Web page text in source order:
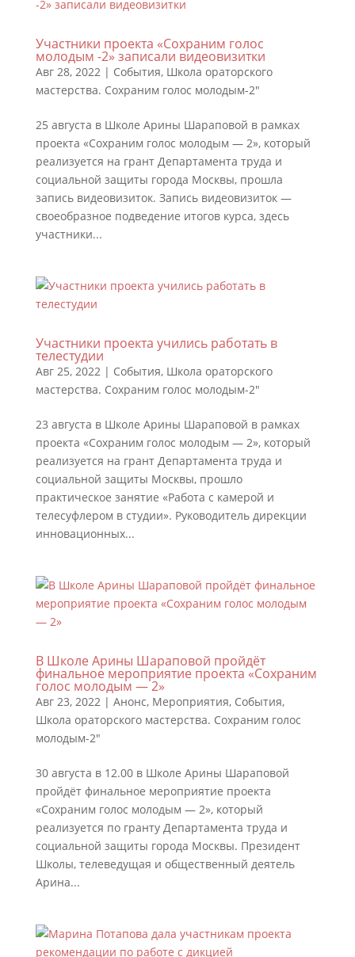
Участники проекта «Сохраним голос
молодым -2» записали видеовизитки
Авг 28, 2022| События, Школа ораторского
мастерства. Сохраним голос молодым-2"
25 августа в Школе Арины Шараповой в рамках
проекта «Сохраним голос молодым — 2», который
реализуется на грант Департамента труда и
социальной защиты города Москвы, прошла
запись видеовизиток. Запись видеовизиток —
своеобразное подведение итогов курса, здесь
участники...
Участники проекта учились работать в
телестудии
Авг 25, 2022| События, Школа ораторского
мастерства. Сохраним голос молодым-2"
23 августа в Школе Арины Шараповой в рамках
проекта «Сохраним голос молодым — 2», который
реализуется на грант Департамента труда и
социальной защиты Москвы, прошло
практическое занятие «Работа с камерой и
телесуфлером в студии». Руководитель дирекции
инновационных...
В Школе Арины Шараповой пройдёт
финальное мероприятие проекта «Сохраним
голос молодым — 2»
Авг 23, 2022| Анонс, Мероприятия, События,
Школа ораторского мастерства. Сохраним голос
молодым-2"
30 августа в 12.00 в Школе Арины Шараповой
пройдёт финальное мероприятие проекта
«Сохраним голос молодым — 2», который
реализуется по гранту Департамента труда и
социальной защиты города Москвы. Президент
Школы, телеведущая и общественный деятель
Арина...